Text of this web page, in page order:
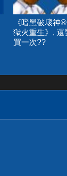
《暗黑破壞神
獄火重生》, 還
買一次??